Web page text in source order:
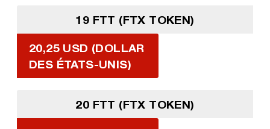
19 FTT (FTX TOKEN)
20,25 USD (DOLLAR
DES ÉTATS-UNIS)
20 FTT (FTX TOKEN)